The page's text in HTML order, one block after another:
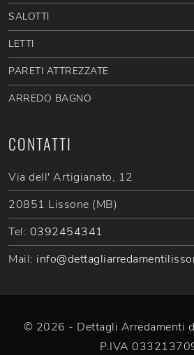
SALOTTI
LETTI
PARETI ATTREZZATE
ARREDO BAGNO
CONTATTI
Via dell' Artigianato, 12
20851 Lissone (MB)
Tel: 0392454341
Mail:
© 2026 - Dettagli Arredamenti
P.IVA